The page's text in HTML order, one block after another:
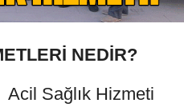
NEDİR?
Sağlık Hizmeti